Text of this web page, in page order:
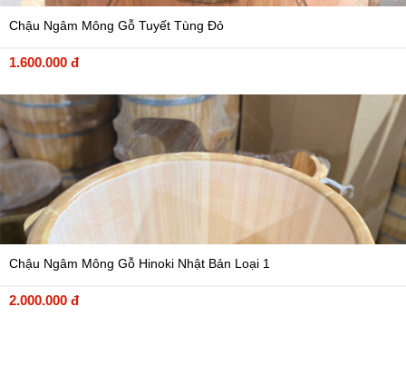
Chậu Ngâm Mông Gỗ Tuyết Tùng Đỏ
1.600.000 đ
Chậu Ngâm Mông Gỗ Hinoki Nhật Bản Loại 1
2.000.000 đ